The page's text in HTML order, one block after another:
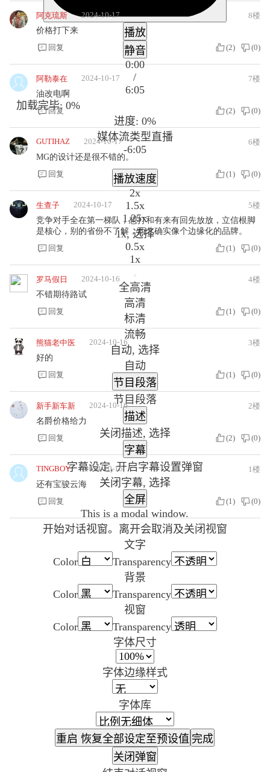
播放
静音
0:00
/
6:05
加载完毕: 0%
进度: 0%
媒体流类型直播
-6:05
播放速度
2x
1.5x
1.25x
1x, 选择
0.5x
1x
全高清
高清
标清
流畅
自动, 选择
自动
节目段落
节目段落
描述
关闭描述, 选择
字幕
字幕设定, 开启字幕设置弹窗
关闭字幕, 选择
全屏
This is a modal window.
开始对话视窗。离开会取消及关闭视窗
文字
Color
Transparency
背景
Color
Transparency
视窗
Color
Transparency
字体尺寸
字体边缘样式
字体库
重启 恢复全部设定至预设值 完成
关闭弹窗
阿克琉斯 2024-10-17
8楼
价格打下来
回复
(2) (0)
阿勒泰在 2024-10-17
7楼
油改电啊
回复
(2) (0)
GUTIHAZ 2024-10-17
6楼
MG的设计还是很不错的。
回复
(1 ) (0)
生查子 2024-10-17
5楼
竞争对手全在第一梯队，想打和有来有回先放放，立信根脚
是核心，别的省份不了解，西北确实像个边缘化的品牌。
回复
(1 ) (0)
罗马假日 2024-10-16
4楼
不错期待路试
回复
(1 ) (0)
熊猫老中医 2024-10-16
3楼
好的
回复
(1 ) (0)
新手新车新 2024-10-16
2楼
名爵价格给力
回复
(2) (0)
TINGBOY 2024-10-16
1楼
还有宝骏云海
回复
(1 ) (0)